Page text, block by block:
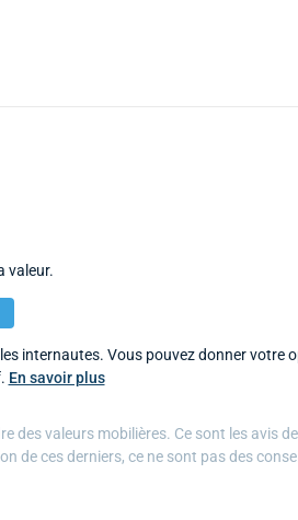
valeur.
internautes. Vous pouvez donner votre
En savoir plus
des valeurs mobilières. Ce sont les avis
de ces derniers, ce ne sont pas des